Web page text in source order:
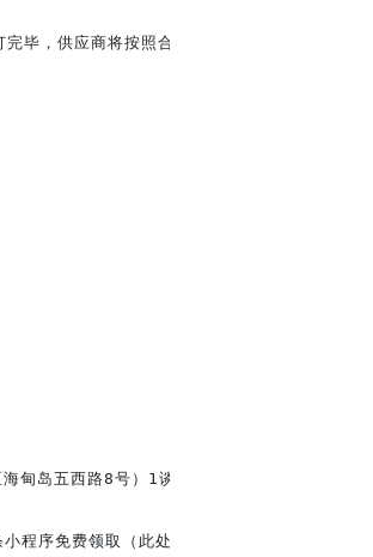
毕，供应商将按照合同约定的时间、质量、数
甸岛五西路8号）1谈判室。
序免费领取（此处已添加小程序，请到今